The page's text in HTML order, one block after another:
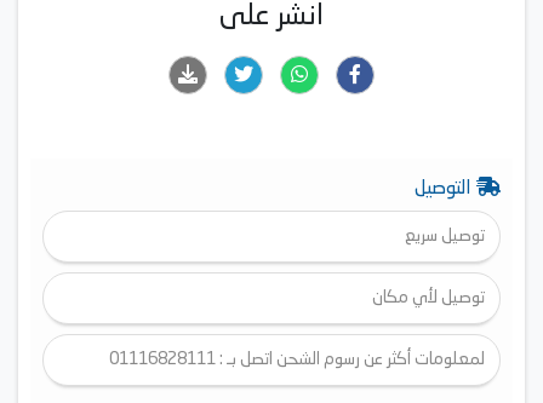
انشر على
التوصيل
توصيل سريع
توصيل لأي مكان
لمعلومات أكثر عن رسوم الشحن اتصل بـ : 01116828111